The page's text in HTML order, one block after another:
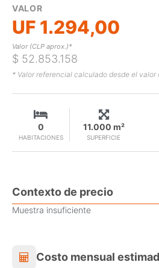
VALOR
UF 1.294,00
Valor (CLP aprox.)*
$ 52.853.158
* Valor referencial calculado desde el valor
HABITACIONES
0
SUPERFICIE
11.000 m²
Contexto de precio
Muestra insuficiente
Costo mensual
Costo mensual